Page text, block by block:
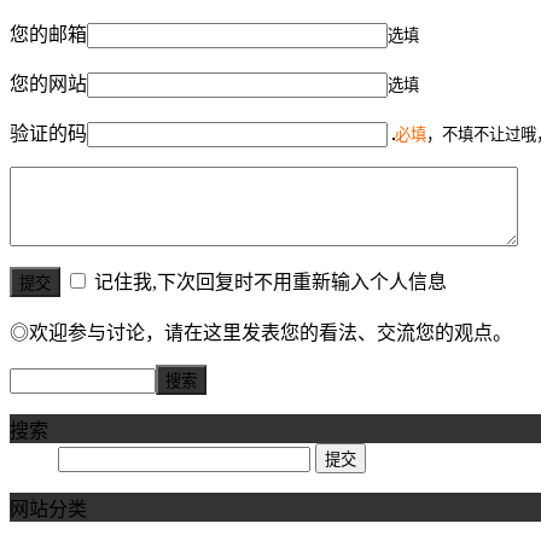
您的邮箱 选填
您的网站 选填
验证的码 必填，不填不让过
记住我,下次回复时不用重新输入个人信息
◎欢迎参与讨论，请在这里发表您的看法、交流您的观点。
搜索
网站分类